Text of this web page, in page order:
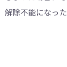
解除不能になっ